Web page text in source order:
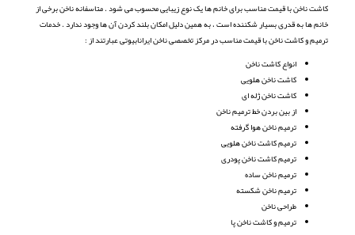
کاشت ناخن با قیمت مناسب برای خانم ها یک نوع زیبایی محسوب می شود . متاسفانه ناخن برخی از
خانم ها به قدری بسیار شکننده است ، به همین دلیل امکان بلند کردن آن ها وجود ندارد . خدمات
ترمیم و کاشت ناخن با قیمت مناسب در مرکز تخصصی ناخن ایرانابیوتی عبارتند از :
انواع کاشت ناخن
کاشت ناخن هلویی
کاشت ناخن ژله ای
از بین بردن خط ترمیم ناخن
ترمیم ناخن هوا گرفته
ترمیم کاشت ناخن هلویی
ترمیم کاشت ناخن پودری
ترمیم ناخن ساده
ترمیم ناخن شکسته
طراحی ناخن
ترمیم و کاشت ناخن پا